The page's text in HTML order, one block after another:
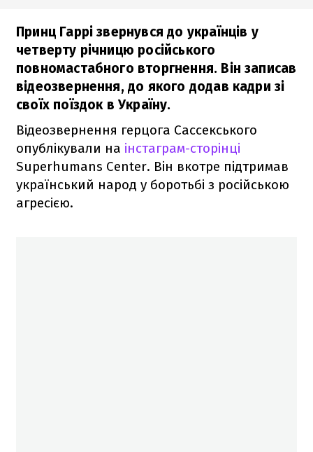
Принц Гаррі звернувся до українців у
четверту річницю російського
повномастабного вторгнення. Він записав
відеозвернення, до якого додав кадри зі
своїх поїздок в Україну.
Відеозвернення герцога Сассекського
опублікували на інстаграм-сторінці
Superhumans Center. Він вкотре підтримав
український народ у боротьбі з російською
агресією.